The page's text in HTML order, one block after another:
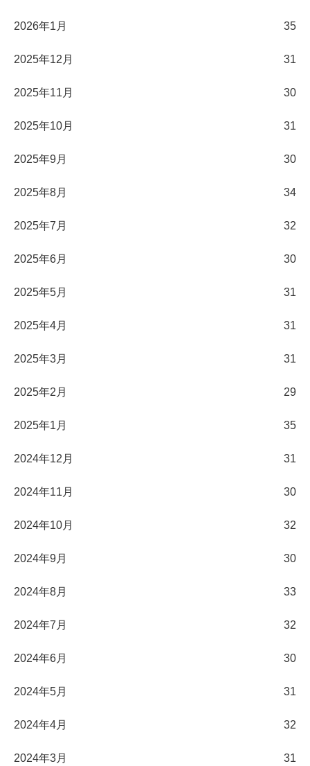
2026年1月 35
2025年12月 31
2025年11月 30
2025年10月 31
2025年9月 30
2025年8月 34
2025年7月 32
2025年6月 30
2025年5月 31
2025年4月 31
2025年3月 31
2025年2月 29
2025年1月 35
2024年12月 31
2024年11月 30
2024年10月 32
2024年9月 30
2024年8月 33
2024年7月 32
2024年6月 30
2024年5月 31
2024年4月 32
2024年3月 31